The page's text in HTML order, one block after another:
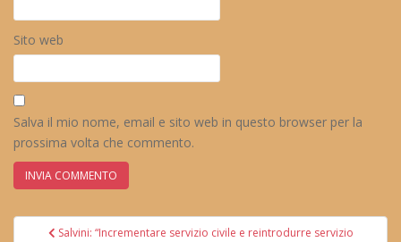
Sito web
Salva il mio nome, email e sito web in questo browser per la
prossima volta che commento.
Navigazione
Salvini: “Incrementare servizio civile e reintrodurre servizio